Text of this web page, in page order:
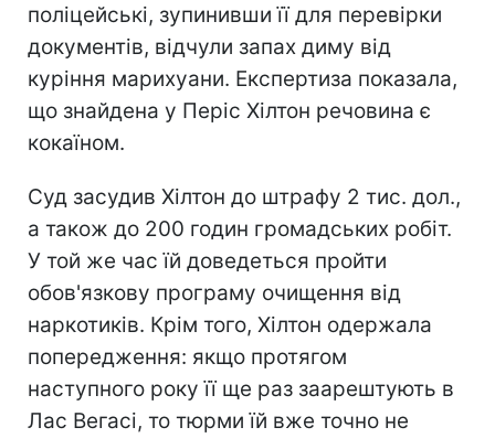
поліцейські, зупинивши її для перевірки
документів, відчули запах диму від
куріння марихуани. Експертиза показала,
що знайдена у Періс Хілтон речовина є
кокаїном.
Суд засудив Хілтон до штрафу 2 тис. дол.,
а також до 200 годин громадських робіт.
У той же час їй доведеться пройти
обов'язкову програму очищення від
наркотиків. Крім того, Хілтон одержала
попередження: якщо протягом
наступного року її ще раз заарештують в
Лас Вегасі, то тюрми їй вже точно не